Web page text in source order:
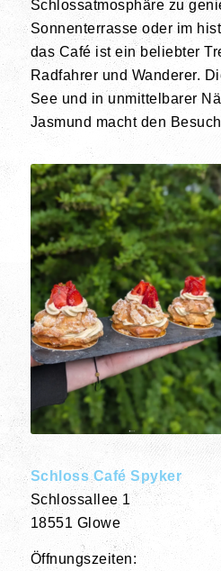
Schlossatmosphäre zu
Sonnenterrasse oder im
das Café ist ein beliebter
Radfahrer und Wanderer.
See und in unmittelbarer
Jasmund macht den
Schloss Café Spyker
Schlossallee 1
18551 Glowe
Öffnungszeiten: